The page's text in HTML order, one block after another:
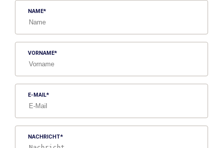
NAME
VORNAME
E-MAIL
NACHRICHT